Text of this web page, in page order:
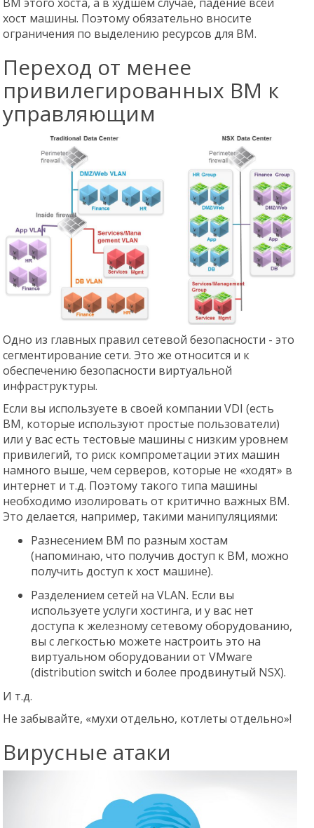
хост машины. Поэтому обязательно вносите
ограничения по выделению ресурсов для ВМ.
Переход от менее
привилегированных ВМ к
управляющим
Одно из главных правил сетевой безопасности - это
сегментирование сети. Это же относится и к
обеспечению безопасности виртуальной
инфраструктуры.
Если вы используете в своей компании VDI (есть
ВМ, которые используют простые пользователи)
или у вас есть тестовые машины с низким уровнем
привилегий, то риск компрометации этих машин
намного выше, чем серверов, которые не «ходят» в
интернет и т.д. Поэтому такого типа машины
необходимо изолировать от критично важных ВМ.
Это делается, например, такими манипуляциями:
Разнесением ВМ по разным хостам
(напоминаю, что получив доступ к ВМ, можно
получить доступ к хост машине).
Разделением сетей на VLAN. Если вы
используете услуги хостинга, и у вас нет
доступа к железному сетевому оборудованию,
вы с легкостью можете настроить это на
виртуальном оборудовании от VMware
(distribution switch и более продвинутый NSX).
И т.д.
Не забывайте, «мухи отдельно, котлеты отдельно»!
Вирусные атаки